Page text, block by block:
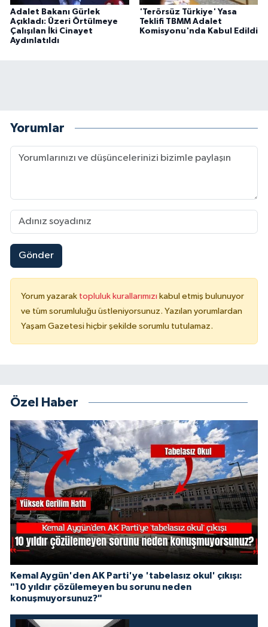
Adalet Bakanı Gürlek
Açıkladı: Üzeri Örtülmeye
Çalışılan İki Cinayet
Aydınlatıldı
'Terörsüz Türkiye' Yasa
Teklifi TBMM Adalet
Komisyonu'nda Kabul Edildi
Yorumlar
Gönder
Yorum yazarak topluluk kurallarımızı kabul etmiş bulunuyor
ve tüm sorumluluğu üstleniyorsunuz. Yazılan yorumlardan
Yaşam Gazetesi hiçbir şekilde sorumlu tutulamaz.
Özel Haber
Kemal Aygün'den AK Parti'ye 'tabelasız okul' çıkışı:
"10 yıldır çözülemeyen bu sorunu neden
konuşmuyorsunuz?"